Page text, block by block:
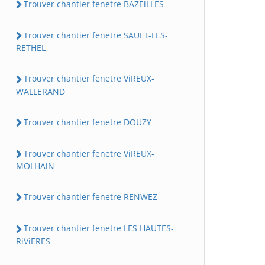
Trouver chantier fenetre BAZEiLLES
Trouver chantier fenetre SAULT-LES-
RETHEL
Trouver chantier fenetre ViREUX-
WALLERAND
Trouver chantier fenetre DOUZY
Trouver chantier fenetre ViREUX-
MOLHAiN
Trouver chantier fenetre RENWEZ
Trouver chantier fenetre LES HAUTES-
RiViERES